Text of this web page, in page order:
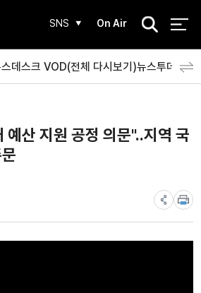
SNS On Air
검
데스크 VOD(전체 다시보기)뉴스투데이
예산 지원 공정 의문"..지역 국